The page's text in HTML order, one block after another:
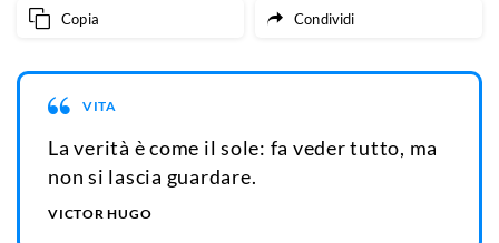
Copia Condividi
VITA
La verità è come il sole: fa veder tutto, ma
non si lascia guardare.
VICTOR HUGO